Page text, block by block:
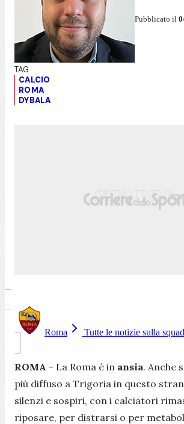
Pubblicato il
CALCIO
ROMA
DYBALA
Roma Tutte le notizie sulla
ROMA - La Roma è in ansia. Anche
più diffuso a Trigoria in questo
silenzi e sospiri, con i calciatori
riposare, per distrarsi o per